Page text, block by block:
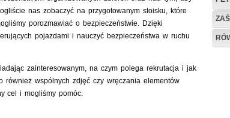
nas zobaczyć na przygotowanym stoisku, które
porozmawiać o bezpieczeństwie. Dzięki
pojazdami i nauczyć bezpieczeństwa w ruchu
zainteresowanym, na czym polega rekrutacja i jak
również wspólnych zdjęć czy wręczania elementów
cel i mogliśmy pomóc.